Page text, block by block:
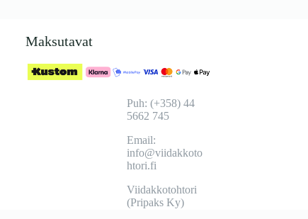
Maksutavat
Puh: (+358) 44
5662 745
Email:
info@viidakkoto
htori.fi
Viidakkotohtori
(Pripaks Ky)